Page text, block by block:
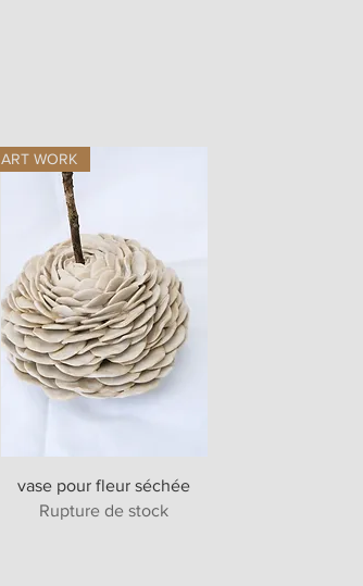
Aperçu rapide
ART WORK
vase pour fleur séchée
Rupture de stock